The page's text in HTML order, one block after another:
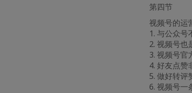
第四节
视频号的运
1. 与公众
2. 视频号也
3. 视频号官
4. 好友点赞
5. 做好转评
6. 视频号一